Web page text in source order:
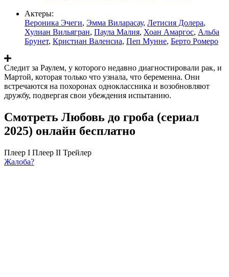
Актеры:
Вероника Эчеги, Эмма Виларасау, Летисия Долера,
Хулиан Вильягран, Паула Малия, Хоан Амаргос, Альба
Брунет, Кристиан Валенсиа, Пеп Мунне, Берто Ромеро
Следит за Раулем, у которого недавно диагностировали рак, и
Мартой, которая только что узнала, что беременна. Они
встречаются на похоронах одноклассника и возобновляют
дружбу, подвергая свои убеждения испытанию.
Смотреть Любовь до гроба (сериал
2025) онлайн бесплатно
Плеер I Плеер II Трейлер
Жалоба?